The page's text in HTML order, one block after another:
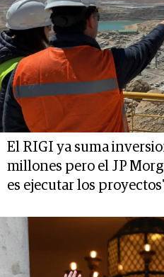
El RIGI ya suma
millones pero el JP
es ejecutar los